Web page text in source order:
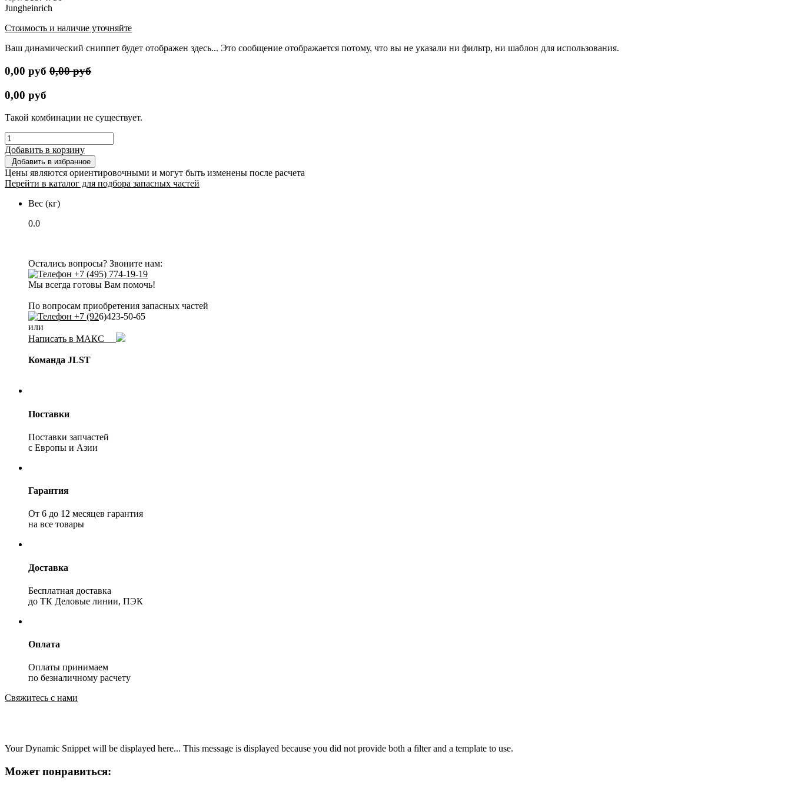
Jungheinrich
Стоимость и наличие уточняйте
Ваш динамический сниппет будет отображен здесь... Это сообщение отображается потому, что вы не указали ни фильтр, ни шаблон для использования.
0,00 руб 0,00руб
0,00 руб
Такой комбинации не существует.
Добавить в корзину
Добавить в избранное
Цены являются ориентировочными и могут быть изменены после расчета
Перейти в каталог для подбора запасных частей
Вес (кг)
0.0
Остались вопросы? Звоните нам:
+7 (495) 774-19-19
Мы всегда готовы Вам помочь!
По вопросам приобретения запасных частей
+7 (926)423-50-65
или
Написать в МАКС
Команда JLST
Поставки
Поставки запчастей
с Европы и Азии
Гарантия
От 6 до 12 месяцев гарантия
на все товары
Доставка
Бесплатная доставка
до ТК Деловые линии, ПЭК
Оплата
Оплаты принимаем
по безналичному расчету
Свяжитесь с нами
Your Dynamic Snippet will be displayed here... This message is displayed because you did not provide both a filter and a template to use.
Может понравиться: